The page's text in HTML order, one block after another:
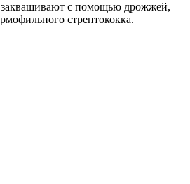
заквашивают с помощью дрожжей,
стрептококка.